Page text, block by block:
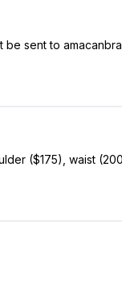
sent to
($175), waist